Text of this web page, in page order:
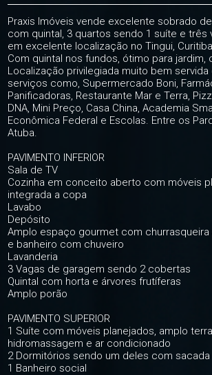
Praxis Imóveis vende excelente sobrado
com quintal, 3 quartos sendo 1 suíte e três
em excelente localização no Tingui,
Com quintal nos fundos, ótimo para jardim,
Localização privilegiada muito bem
serviços como, Supermercado Boni,
Panificadoras, Restaurante Mar e Terra,
DNA, Mini Preço, Casa China, Academia
Econômica Federal e Escolas. Entre os
Atuba.
PAVIMENTO INFERIOR
Sala de TV
Cozinha em conceito aberto com móveis
integrada a copa
Lavabo
Depósito
Amplo espaço gourmet com churrasqueira
e banheiro com chuveiro
Lavanderia
3 Vagas de garagem sendo 2 cobertas
Quintal com horta e árvores frutíferas
Amplo porão
PAVIMENTO SUPERIOR
1 Suíte com móveis planejados, amplo
hidromassagem e ar condicionado
2 Dormitórios sendo um deles com sacada
1 Banheiro social